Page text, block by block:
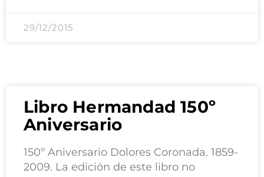
29/12/2015
Libro Hermandad 150º
Aniversario
150º Aniversario Dolores Coronada. 1859-
2009. La edición de este libro no